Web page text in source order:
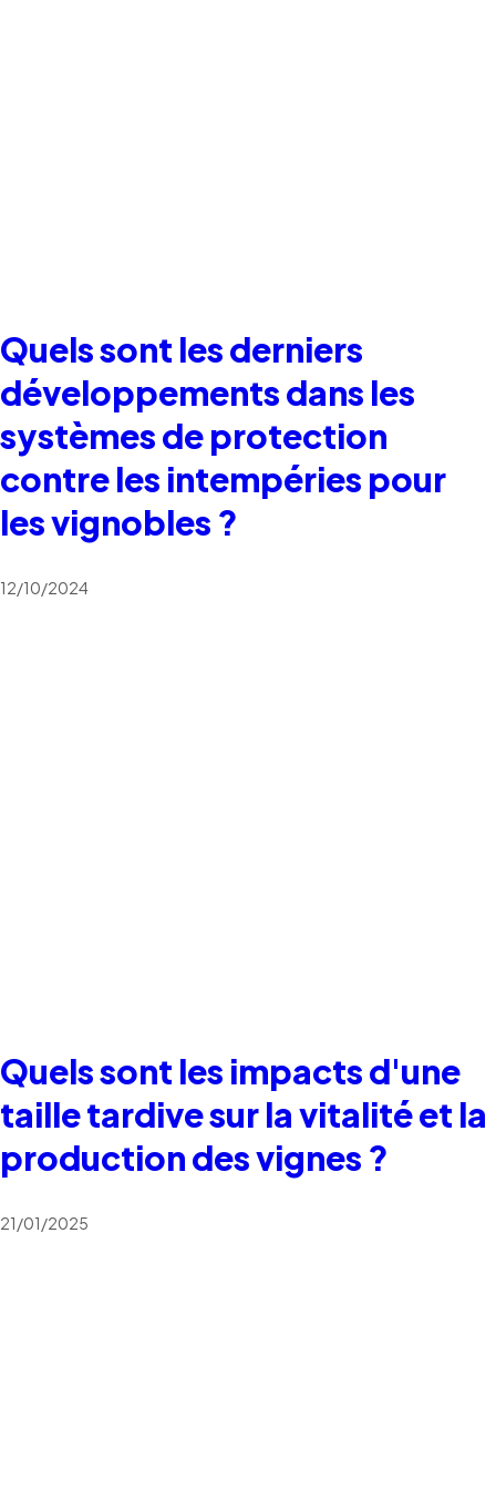
Quels sont les derniers
développements dans les
systèmes de protection
contre les intempéries pour
les vignobles ?
12/10/2024
Quels sont les impacts d'une
taille tardive sur la vitalité et la
production des vignes ?
21/01/2025